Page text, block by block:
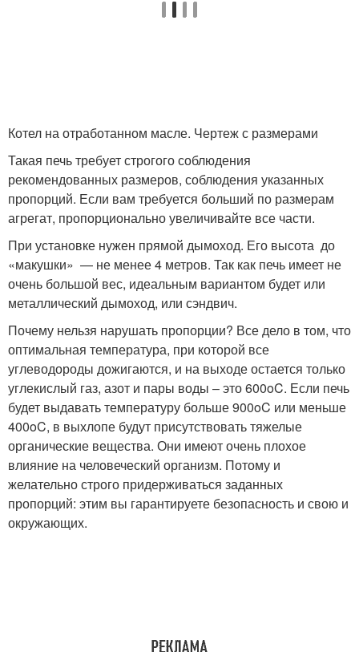
Котел на отработанном масле. Чертеж с размерами
Такая печь требует строгого соблюдения
рекомендованных размеров, соблюдения указанных
пропорций. Если вам требуется больший по размерам
агрегат, пропорционально увеличивайте все части.
При установке нужен прямой дымоход. Его высота до
«макушки» — не менее 4 метров. Так как печь имеет не
очень большой вес, идеальным вариантом будет или
металлический дымоход, или сэндвич.
Почему нельзя нарушать пропорции? Все дело в том, что
оптимальная температура, при которой все
углеводороды дожигаются, и на выходе остается только
углекислый газ, азот и пары воды – это 600oC. Если печь
будет выдавать температуру больше 900oC или меньше
400oC, в выхлопе будут присутствовать тяжелые
органические вещества. Они имеют очень плохое
влияние на человеческий организм. Потому и
желательно строго придерживаться заданных
пропорций: этим вы гарантируете безопасность и свою и
окружающих.